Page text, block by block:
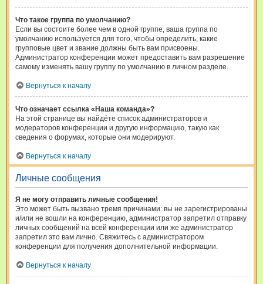
Что такое группа по умолчанию?
Если вы состоите более чем в одной группе, ваша группа по
умолчанию используется для того, чтобы определить, какие
групповые цвет и звание должны быть вам присвоены.
Администратор конференции может предоставить вам разрешение
самому изменять вашу группу по умолчанию в личном разделе.
Вернуться к началу
Что означает ссылка «Наша команда»?
На этой странице вы найдёте список администраторов и
модераторов конференции и другую информацию, такую как
сведения о форумах, которые они модерируют.
Вернуться к началу
Личные сообщения
Я не могу отправить личные сообщения!
Это может быть вызвано тремя причинами: вы не зарегистрированы
и/или не вошли на конференцию, администратор запретил отправку
личных сообщений на всей конференции или же администратор
запретил это вам лично. Свяжитесь с администратором
конференции для получения дополнительной информации.
Вернуться к началу